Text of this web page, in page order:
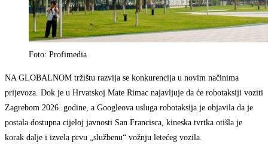
Foto: Profimedia
NA GLOBALNOM tržištu razvija se konkurencija u novim načinima
prijevoza. Dok je u Hrvatskoj Mate Rimac najavljuje da će robotaksiji voziti
Zagrebom 2026. godine, a Googleova usluga robotaksija je objavila da je
postala dostupna cijeloj javnosti San Francisca, kineska tvrtka otišla je
korak dalje i izvela prvu „službenu“ vožnju letećeg vozila.